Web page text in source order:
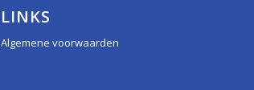
LINKS
Algemene voorwaarden